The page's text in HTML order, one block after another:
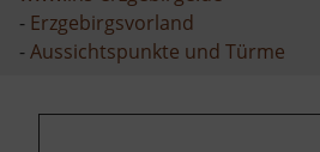
- Erzgebirgsvorland
-Aussichtspunkte und Türme